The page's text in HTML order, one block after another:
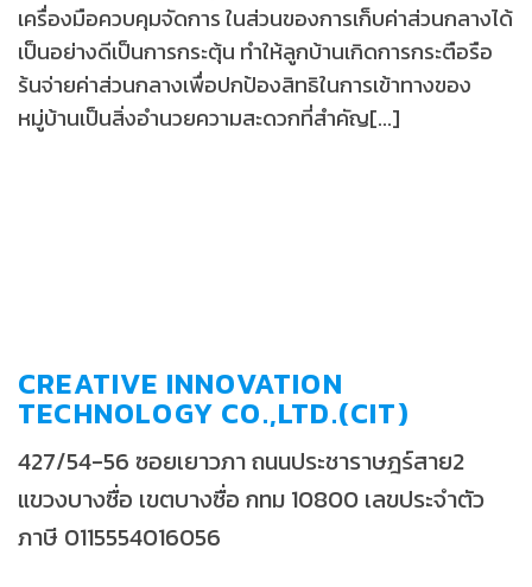
เครื่องมือควบคุมจัดการ ในส่วนของการเก็บค่าส่วนกลางได้
เป็นอย่างดีเป็นการกระตุ้น ทำให้ลูกบ้านเกิดการกระตือรือ
ร้นจ่ายค่าส่วนกลางเพื่อปกป้องสิทธิในการเข้าทางของ
หมู่บ้านเป็นสิ่งอำนวยความสะดวกที่สำคัญ[...]
CREATIVE INNOVATION
TECHNOLOGY CO.,LTD.(CIT)
427/54-56 ซอยเยาวภา ถนนประชาราษฎร์สาย2
แขวงบางซื่อ เขตบางซื่อ กทม 10800 เลขประจำตัว
ภาษี 0115554016056